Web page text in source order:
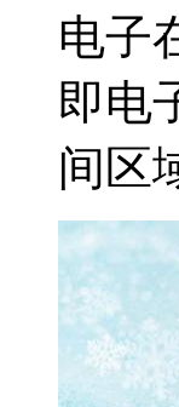
电子
即电
间区